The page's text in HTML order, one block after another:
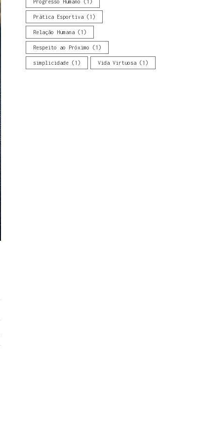
Progresso Humano (1)
Prática Esportiva(1)
Relação Humana(1)
Respeito ao Próximo (1)
simplicidade(1) Vida Virtuosa(1)